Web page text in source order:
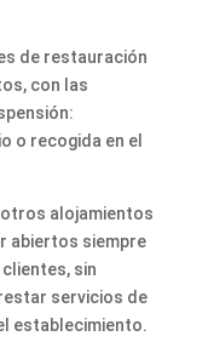
de restauración
con las
o recogida en el
alojamientos
abiertos siempre
sin
servicios de
establecimiento.